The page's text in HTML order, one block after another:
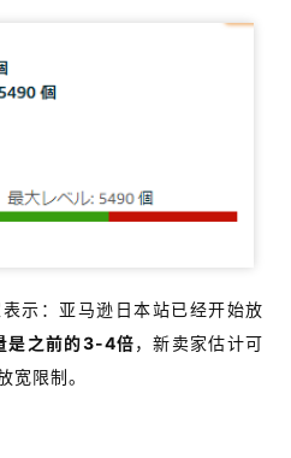
示：亚马逊日本站已经开始放
是之前的3-4倍，新卖家估计可
宽限制。